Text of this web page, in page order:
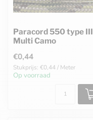
Paracord 550 type III
Multi Camo
€0,44
Stukprijs: €0,44 / Meter
Op voorraad